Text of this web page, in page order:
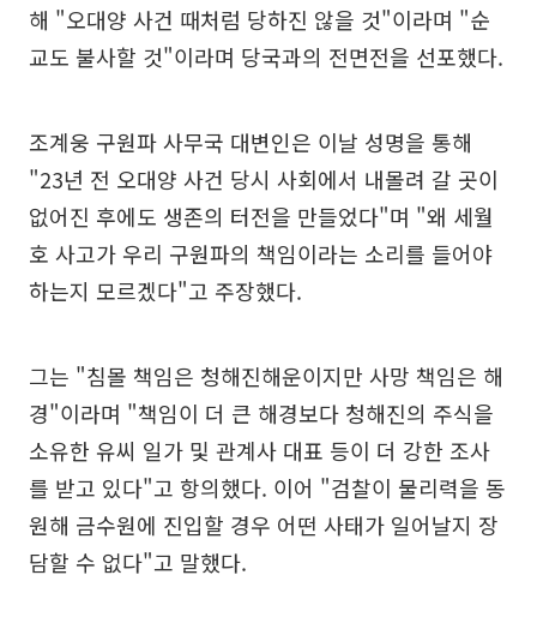
해 "오대양 사건 때처럼 당하진 않을 것"이라며 "순
교도 불사할 것"이라며 당국과의 전면전을 선포했다.
조계웅 구원파 사무국 대변인은 이날 성명을 통해
"23년 전 오대양 사건 당시 사회에서 내몰려 갈 곳이
없어진 후에도 생존의 터전을 만들었다"며 "왜 세월
호 사고가 우리 구원파의 책임이라는 소리를 들어야
하는지 모르겠다"고 주장했다.
그는 "침몰 책임은 청해진해운이지만 사망 책임은 해
경"이라며 "책임이 더 큰 해경보다 청해진의 주식을
소유한 유씨 일가 및 관계사 대표 등이 더 강한 조사
를 받고 있다"고 항의했다. 이어 "검찰이 물리력을 동
원해 금수원에 진입할 경우 어떤 사태가 일어날지 장
담할 수 없다"고 말했다.